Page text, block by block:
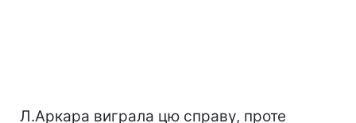
Л.Аркара виграла цю справу, проте